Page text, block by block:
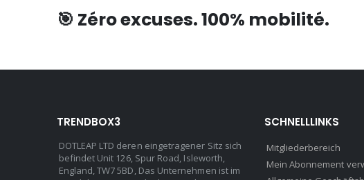
🎯 Zéro excuses. 100% mobilité.
TRENDBOX3
DOTLEAP LTD deren eingetragener Sitz sich
befindet Unit 126, Spur Road, Isleworth,
England, TW7 5BD, Das Unternehmen ist im
SCHNELLLINKS
Mitgliederbereich
Mein Abonnement